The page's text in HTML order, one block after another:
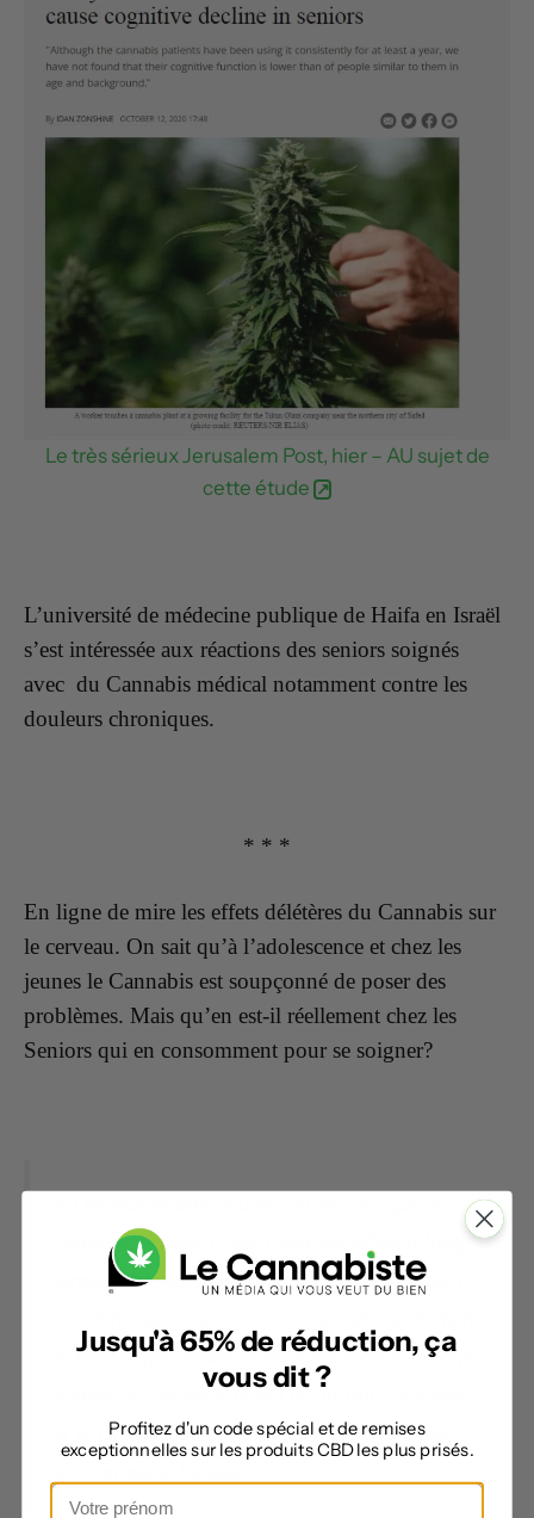
Le très sérieux Jerusalem Post, hier – AU sujet de
cette étude
L’université de médecine publique de Haifa en Israël
s’est intéressée aux réactions des seniors soignés
avec du Cannabis médical notamment contre les
douleurs chroniques.
* * *
En ligne de mire les effets délétères du Cannabis sur
le cerveau. On sait qu’à l’adolescence et chez les
jeunes le Cannabis est soupçonné de poser des
problèmes. Mais qu’en est-il réellement chez les
Seniors qui en consomment pour se soigner?
cannabis médical peut avoir des effets à long
terme sur le cerveau lorsqu’il est consommé à
le même effet lorsqu’il est consommé à un âge
avancé », ont déclaré le Dr Sharon Sznitman
et le Dr Galit Weinstein, deux des chercheurs
Jusqu'à 65% de réduction, ça
vous dit ?
Profitez d'un code spécial et de remises
exceptionnelles sur les produits CBD les plus prisés.